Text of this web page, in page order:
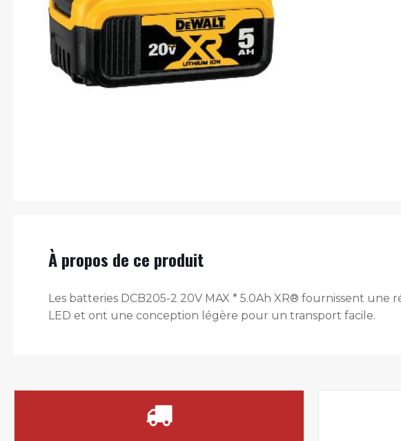
À propos de ce produit
Les batteries DCB205-2 20V MAX * 5.0Ah XR® fournissent
LED et ont une conception légère pour un transport facile.